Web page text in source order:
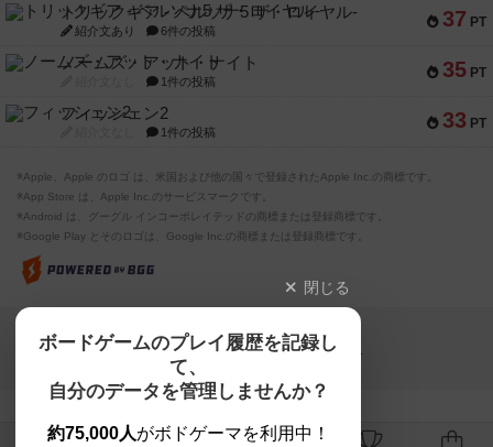
37 PT
トリックギア - ペルソナ5 ザ・ロイヤル-
紹介文あり 6件の投稿
35 PT
ノームズ・アット・ナイト
1件の投稿
33 PT
フィッシェン2
1件の投稿
※Apple、Apple のロゴ は、米国および他の国々で登録されたApple Inc.の商標です。
※App Store は、Apple Inc.のサービスマークです。
※Android は、グーグル インコーポレイテッドの商標または登録商標です。
※Google Play とそのロゴは、Google Inc.の商標または登録商標です。
閉じる
ボードゲームのプレイ履歴を記録し
て、
自分のデータを管理しませんか？
約75,000人がボドゲーマを利用中！
Copyright (c)
【ボドゲーマ】ボードゲームの総合情報サイト